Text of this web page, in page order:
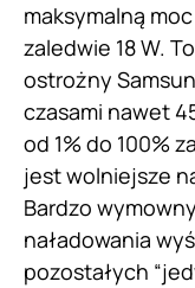
maksymalną
zaledwie 18 W.
ostrożny
czasami nawet
od 1% do 100%
jest wolniejsze
Bardzo
naładowania
pozostałych